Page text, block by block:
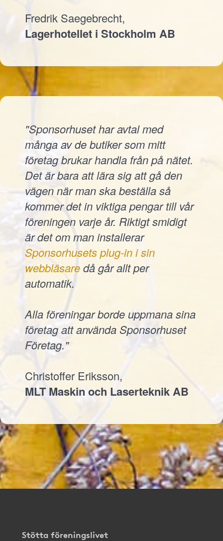
Fredrik Saegebrecht,
Lagerhotellet i Stockholm AB
"Sponsorhuset har avtal med
många av de butiker som mitt
företag brukar handla från på nätet.
Det är bara att lära sig att gå den
vägen när man ska beställa så
kommer det in viktiga pengar till vår
föreningen varje år. Riktigt smidigt
är det om man installerar
Sponsorhusets plug-in i sin
webbläsaredå går allt per
automatik.
Alla föreningar borde uppmana sina
företag att använda Sponsorhuset
Företag."
Christoffer Eriksson,
MLT Maskin och Laserteknik AB
Stötta föreningslivet